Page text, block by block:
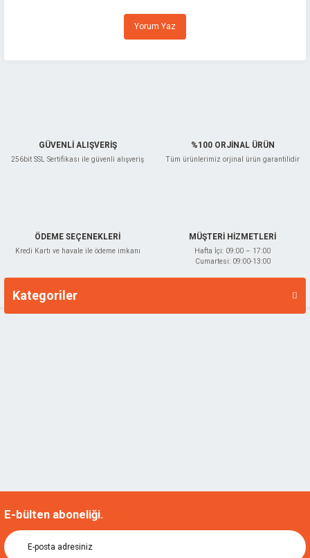
Ürün resmi kalitesiz, bozuk veya görüntülenemiyor.
Ürün açıklamasında eksik bilgiler bulunuyor.
Yorum Yaz
GÜVENLİ ALIŞVERİŞ
256bit SSL Sertifikası ile güvenli alışveriş
%100 ORJİNAL ÜRÜN
Tüm ürünlerimiz orjinal ürün garantilidir
ÖDEME SEÇENEKLERİ
Kredi Kartı ve havale ile ödeme imkanı
MÜŞTERİ HİZMETLERİ
Hafta İçi: 09:00 – 17:00
Cumartesi: 09:00-13:00
Kategoriler
Markalar
E-bülten aboneliği.